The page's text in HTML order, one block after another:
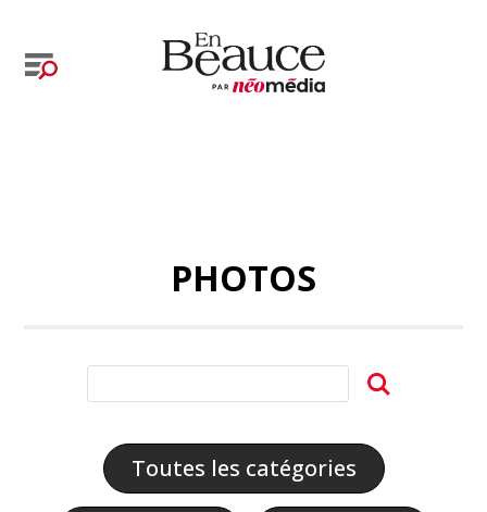
PHOTOS
Toutes les catégories